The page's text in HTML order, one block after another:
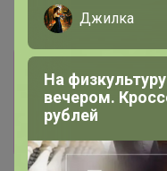
лишь
Джилка
На
вечером.
рублей